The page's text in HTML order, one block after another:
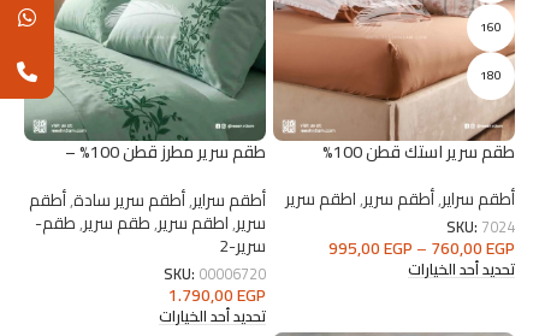
160
180
طقم سرير استك قطن 100%
أطقم سراير,أطقم سرير,اطقم سرير
SKU: 7024
760,00EGP
–
995,00EGP
تحديد أحد الخيارات
طقم سرير مطرز قطن 100% –
مقاس 240×260 | ريش نعام
أطقم سراير,أطقم سرير سادة,أطقم
سرير,اطقم سرير,طقم سرير,طقم-
سرير-2
SKU: 00006720
1.790,00EGP
تحديد أحد الخيارات